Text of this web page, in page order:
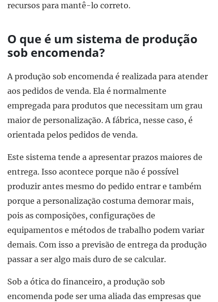
recursos para mantê-lo correto.
O que é um sistema de produção
sob encomenda?
A produção sob encomenda é realizada para atender
aos pedidos de venda. Ela é normalmente
empregada para produtos que necessitam um grau
maior de personalização. A fábrica, nesse caso, é
orientada pelos pedidos de venda.
Este sistema tende a apresentar prazos maiores de
entrega. Isso acontece porque não é possível
produzir antes mesmo do pedido entrar e também
porque a personalização costuma demorar mais,
pois as composições, configurações de
equipamentos e métodos de trabalho podem variar
demais. Com isso a previsão de entrega da produção
passar a ser algo mais duro de se calcular.
Sob a ótica do financeiro, a produção sob
encomenda pode ser uma aliada das empresas que